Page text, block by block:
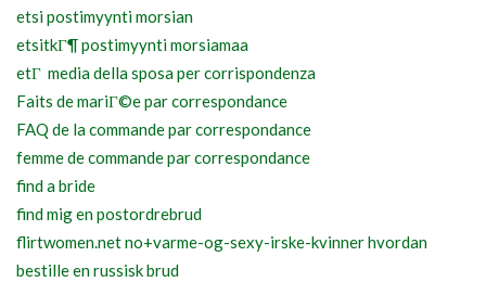
etsi postimyynti morsian
etsitkГ¶ postimyynti morsiamaa
etГ media della sposa per corrispondenza
Faits de mariГ©e par correspondance
FAQ de la commande par correspondance
femme de commande par correspondance
find a bride
find mig en postordrebrud
flirtwomen.net no+varme-og-sexy-irske-kvinner hvordan
bestille en russisk brud